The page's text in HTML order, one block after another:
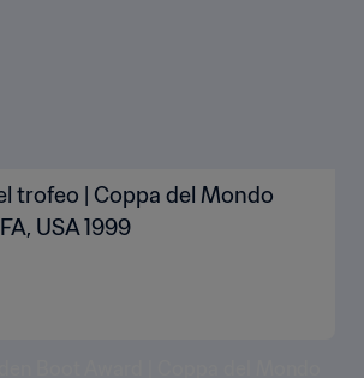
trofeo | Coppa del Mondo
USA 1999